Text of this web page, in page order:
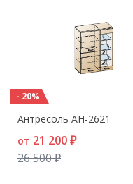
- 20%
Антресоль АН-2621
от 21 200 ₽
26 500 ₽